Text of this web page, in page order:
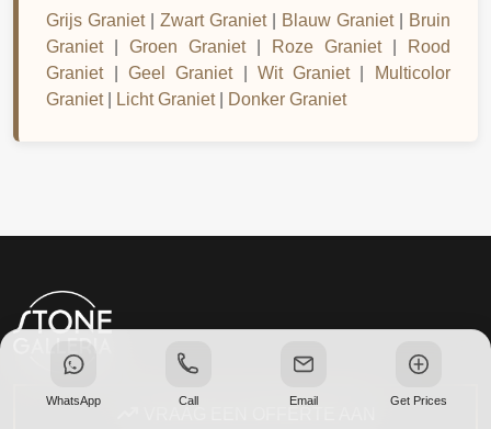
Grijs Graniet|Zwart Graniet| Blauw Graniet|
Bruin
Graniet|Groen Graniet| Roze Graniet|
Rood
Graniet| Geel Graniet| Wit Graniet|
Multicolor
Graniet| Licht Graniet| Donker Graniet
WhatsApp Call Email Get Prices